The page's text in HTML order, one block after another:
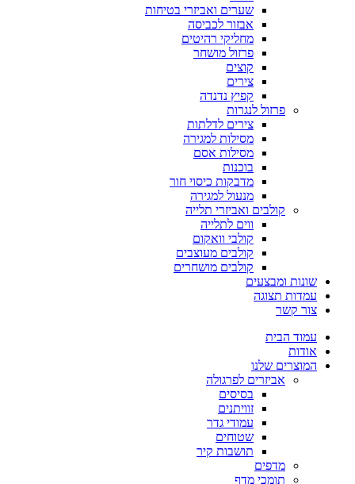
שערים ואביזרי בטיחות
אבזור לכביסה
מחליקי רהיטים
פרזול מושחר
קוצים
צירים
קפיץ נדנדה
פרזול לנגרות
צירים לדלתות
מסילות למגירה
מסילות אסם
בוכנות
מדבקות כיסוי חור
מנעול למגירה
קולבים ואביזרי תלייה
ווים לתלייה
קולבי וואקום
קולבים מעוצבים
קולבים מושחרים
שונות ומבצעים
עמדות תצוגה
צור קשר
עמוד הבית
אודות
המוצרים שלנו
אביזרים לפרגולה
בסיסים
זוויתנים
עמודי גדר
שטוחים
תושבות קיר
מדפים
תומכי מדף